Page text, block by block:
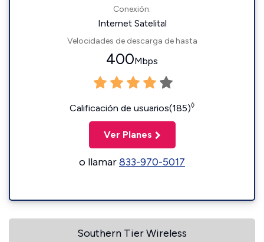
Conexión:
Internet Satelital
Velocidades de descarga de hasta
400Mbps
Calificación de usuarios(185)◊
Ver Planes
o llamar833-970-5017
Southern Tier Wireless